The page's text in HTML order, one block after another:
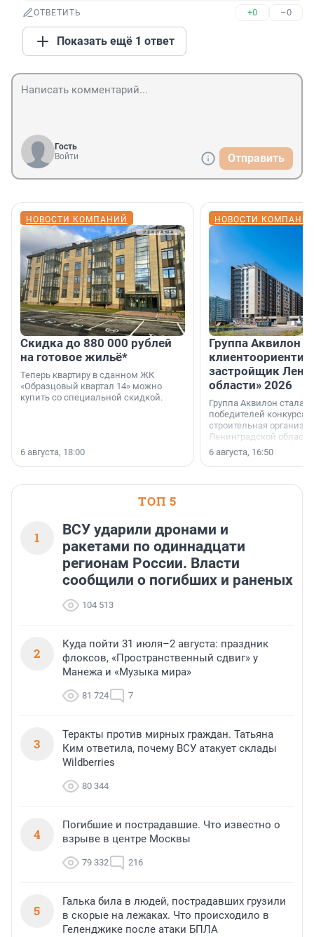
ОТВЕТИТЬ +0 –0
Показать ещё 1 ответ
Гость
Войти
Отправить
НОВОСТИ КОМПАНИЙ
Скидка до 880 000 рублей
на готовое жильё*
Теперь квартиру в сданном ЖК
«Образцовый квартал 14» можно
купить со специальной скидкой.
6 августа, 18:00
НОВОСТИ
Группа Аквилон
застройщик
области» 2026
Группа Аквилон стала
победителей конкурса
строительная
Ленинградской области
номинации «Самый
застройщик
области».
6 августа, 16:50
ТОП 5
1
ВСУ ударили дронами и
ракетами по одиннадцати
регионам России. Власти
сообщили о погибших и раненых
104 513
2
Куда пойти 31 июля–2 августа: праздник
флоксов, «Пространственный сдвиг» у
Манежа и «Музыка мира»
81 724 7
3
Теракты против мирных граждан. Татьяна
Ким ответила, почему ВСУ атакует склады
Wildberries
80 344
4
Погибшие и пострадавшие. Что известно о
взрыве в центре Москвы
79 332 216
5
Галька била в людей, пострадавших грузили
в скорые на лежаках. Что происходило в
Геленджике после атаки БПЛА